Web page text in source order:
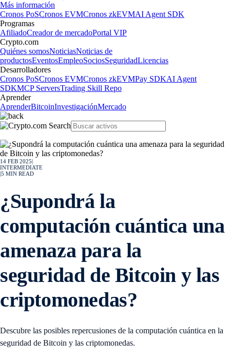
Más información
Cronos PoSCronos EVMCronos zkEVMAI Agent SDK
Programas
AfiliadoCreador de mercadoPortal VIP
Crypto.com
Quiénes somosNoticiasNoticias de
productosEventosEmpleoSociosSeguridadLicencias
Desarrolladores
Cronos PoSCronos EVMCronos zkEVMPay SDKAI Agent
SDKMCP ServersTrading Skill Repo
Aprender
AprenderBitcoinInvestigaciónMercado
14 FEB 2025
INTERMEDIATE
5 MIN READ
¿Supondrá la
computación cuántica una
amenaza para la
seguridad de Bitcoin y las
criptomonedas?
Descubre las posibles repercusiones de la computación cuántica en la
seguridad de Bitcoin y las criptomonedas.